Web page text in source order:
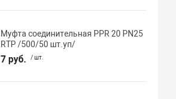
Муфта соединительная PPR 20 PN25
RTP /500/50 шт.уп/
7 руб. / шт.